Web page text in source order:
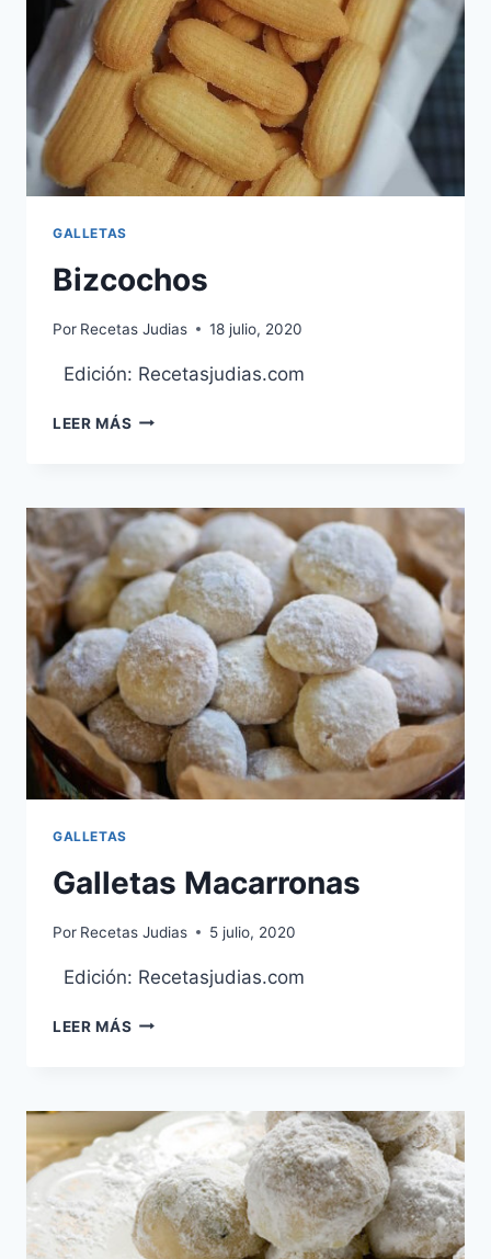
GALLETAS
Bizcochos
Por Recetas Judias 18 julio, 2020
Edición: Recetasjudias.com
LEER MÁS BIZCOCHOS
GALLETAS
Galletas Macarronas
Por Recetas Judias 5 julio, 2020
Edición: Recetasjudias.com
LEER MÁS GALLETAS